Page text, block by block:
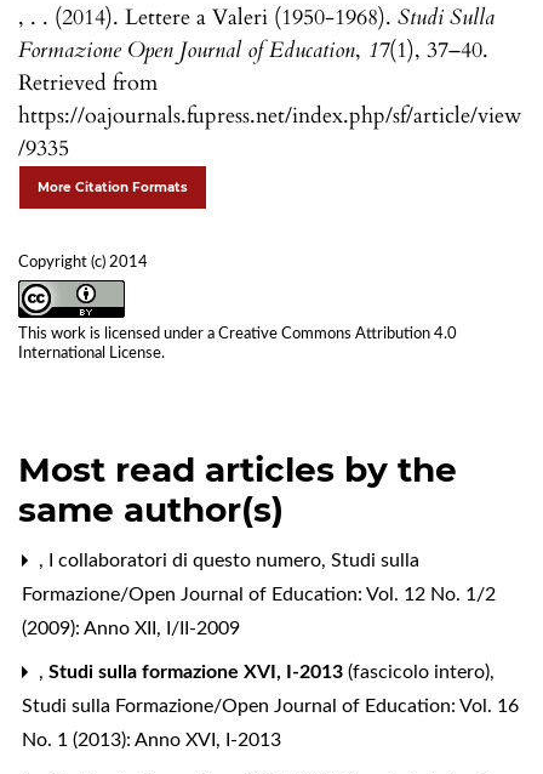
, . . (2014). Lettere a Valeri (1950-1968). Studi Sulla
Formazione Open Journal of Education, 17(1), 37–40.
Retrieved from
https://oajournals.fupress.net/index.php/sf/article/view
/9335
More Citation Formats
Copyright (c) 2014
This work is licensed under a Creative Commons Attribution 4.0
International License.
Most read articles by the
same author(s)
, I collaboratori di questo numero, Studi sulla
Formazione/Open Journal of Education: Vol. 12 No. 1/2
(2009): Anno XII, I/II-2009
, Studi sulla formazione XVI, I-2013 (fascicolo intero),
Studi sulla Formazione/Open Journal of Education: Vol. 16
No. 1 (2013): Anno XVI, I-2013